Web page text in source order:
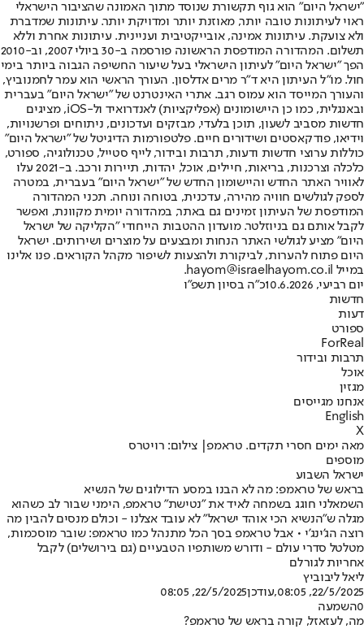
"ישראל היום" הוא גוף תקשורת שנוסד מתוך האמונה שהציבור הישראלי
ראוי לעיתונות טובה יותר, מאוזנת יותר ומדויקת יותר. עיתונות שמדברת
ולא צועקת. עיתונות אמינה, אובייקטיבית ועניינית. עיתונות אחרת וללא
תשלום. המהדורה המודפסת הראשונה פורסמה ב-30 ביולי 2007, וב-2010
הפך "ישראל היום" לעיתון הישראלי בעל שיעור החשיפה הגבוה ביותר בימי
חול. מו"ל העיתון היא ד"ר מרים אדלסון. העורך הראשי הוא עמר לחמנוביץ,
והעורך המייסד הוא עמוס רגב. אתרי האינטרנט של "ישראל היום" בעברית
ובאנגלית, כמו כן היישומונים (אפליקציות) לאנדרואיד ול-iOS, מציגים
חדשות מסביב לשעון, תוכן בלעדי, מבזקים ועדכונים, ניתוחים ופרשנויות,
וידיאו, פודקאסטים ושידורים חיים. פלטפורמות הדיגיטל של "ישראל היום"
כוללות ערוצי חדשות ודעות, תרבות ובידור, לייף סטייל, טכנולוגיה, ספורט,
כלכלה וצרכנות, בריאות, חיילים, אוכל, יהדות, תיירות ורכב. ב-2021 עלו
לאוויר האתר החדש והיישומון החדש של "ישראל היום" בעברית, במטרה
לספק לגולשים חוויה מהירה, עדכנית, בטוחה ונוחה. תכני המהדורה
המודפסת של העיתון זמינים גם באתר, במהדורה יומית מקוונת, ואפשר
לקבל אותם גם בניוזלטר. מועדון ההטבות הייחודי "הקליקה של ישראל
היום" מציע לגולשי האתר הנחות ומבצעים על מוצרים ושירותים. ישראל
היום פתוח להערות, לביקורת ולהצעות לשיפור מקהל הקוראים. פנו אלינו
במייל hayom@israelhayom.co.il.
יום רביעי, 10.6.2026
כ"ה בסיון תשפ"ו
חדשות
דעות
ספורט
ForReal
תרבות ובידור
אוכל
מגזין
אנחנו מגייסים
English
X
מאה ימים חסרי תקדים. טראמפ| צילום: רויטרס
מוספים
ישראל השבוע
בראש של טראמפ: מה לא הבנו במסע הדילוגים של הנשיא
השמאלני חוגג בשמחה לאיד את "נטישת" טראמפ, הימני שבור לב כשהוא
מגלה ש"הנשיא הכי אוהד ישראל" לא עובד אצלנו - וכולם מנסים להבין מה
רוצה הג'ינג'י • אבל טראמפ בסך הכל מתנהל כמו טראמפ: שובר מוסכמות,
מטלטל סדרי עולם - ודורש משותפיו הטבעיים (גם בירושלים) לקבל
אחריות לגורלם
ליאל ליבוביץ
22/5/2025, 08:05
,עודכן22/5/2025, 08:05
0השמעה
מה, לעזאזל, קורה בראש של טראמפ?